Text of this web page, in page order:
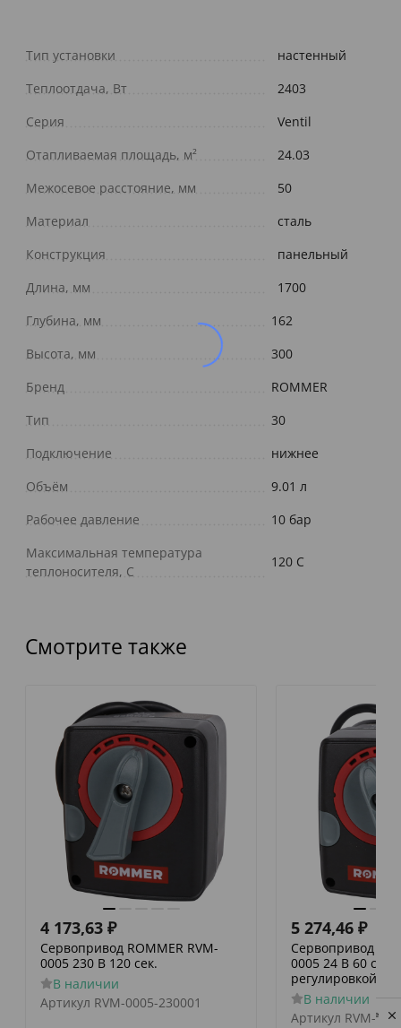
Тип установки
настенный
Теплоотдача, Вт
2403
Серия
Ventil
Отапливаемая площадь, м²
24.03
Межосевое расстояние, мм
50
Материал
сталь
Конструкция
панельный
Длина, мм
1700
Глубина, мм
162
Высота, мм
300
Бренд
ROMMER
Тип
30
Подключение
нижнее
Объём
9.01 л
Рабочее давление
10 бар
Максимальная температура
теплоносителя, С
120 C
Смотрите также
4 173,63 ₽
Сервопривод ROMMER RVM-
0005 230 В 120 сек.
В наличии
Артикул RVM-0005-230001
5 274,46 ₽
Сервопривод
0005 24 В 60
регулировкой по
В наличии
Артикул RVM-
Privacy notice